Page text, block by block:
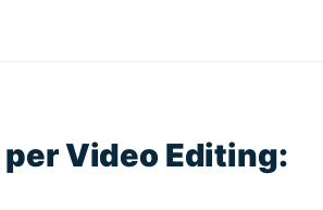
Video Editing: